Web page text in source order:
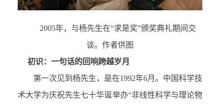
2005年，与杨先生在“求是奖”颁奖典礼期间交
谈。作者供图
初识：一句话的回响跨越岁月
第一次见到杨先生，是在1992年6月。中国科学技
术大学为庆祝先生七十华诞举办“非线性科学与理论物